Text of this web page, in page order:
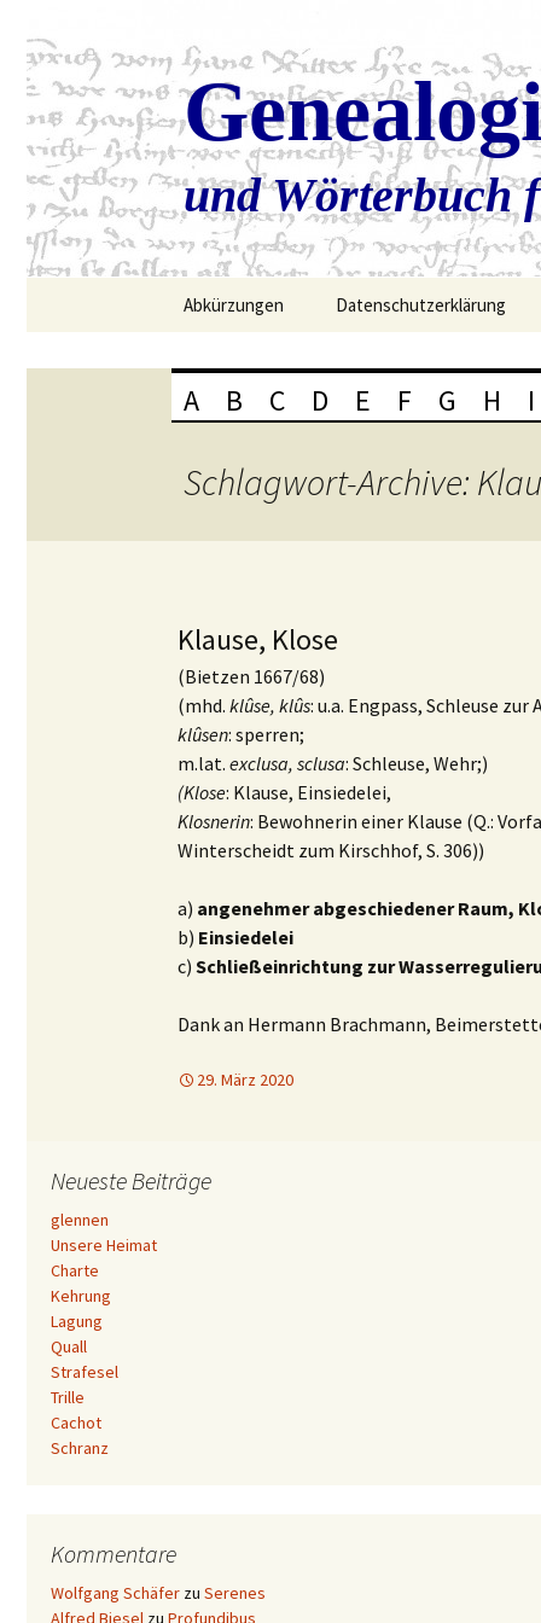
und Wörterbuch
Abkürzungen Datenschutzerklärung
A B C D E F G H I
Schlagwort-Archive:
Klause, Klose
(Bietzen 1667/68)
(mhd. klûse, klûs: u.a. Engpass, Schleuse
klûsen: sperren;
m.lat. exclusa, sclusa: Schleuse, Wehr;)
(Klose: Klause, Einsiedelei,
Klosnerin: Bewohnerin einer Klause (Q.:
Winterscheidt zum Kirschhof, S. 306))
a) angenehmer abgeschiedener Raum,
b) Einsiedelei
c) Schließeinrichtung zur
Dank an Hermann Brachmann,
29. März 2020
Neueste Beiträge
glennen
Unsere Heimat
Charte
Kehrung
Lagung
Quall
Strafesel
Trille
Cachot
Schranz
Kommentare
Wolfgang Schäfer zu Serenes
Alfred Biesel zu Profundibus